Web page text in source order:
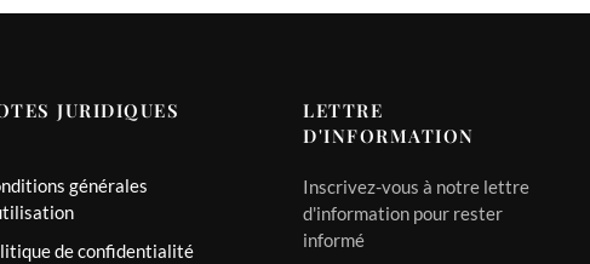
JURIDIQUES
générales
de confidentialité
LETTRE
D'INFORMATION
Inscrivez-vous à notre lettre
d'information pour rester
informé